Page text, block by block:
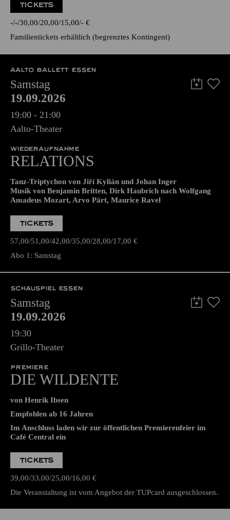
TICKETS
- - 30,00 20,00 15,00 - €
Familientickets erhältlich (begrenztes Kontingent)
AALTO BALLETT ESSEN
Samstag
19.09.2026
19:00 - 21:00
Aalto-Theater
WIEDERAUFNAHME
RELATIONS
Tanz-Triptychon von Jiří Kylián und Johan Inger
Musik von Benjamin Britten, Dirk Haubrich nach Wolfgang
Amadeus Mozart, Arvo Pärt, Maurice Ravel
TICKETS
57,00 51,00 42,00 35,00 28,00 17,00 €
Abo 1: Samstag
SCHAUSPIEL ESSEN
Samstag
19.09.2026
19:30
Grillo-Theater
PREMIERE
DIE WILDENTE
von Henrik Ibsen
Empfohlen ab 16 Jahren
Im Anschluss laden wir zur öffentlichen Premierenfeier im
Café Central ein
TICKETS
39,00 33,00 25,00 16,00 €
Die Veranstaltung ist vom Angebot der TUPcard ausgeschlossen.